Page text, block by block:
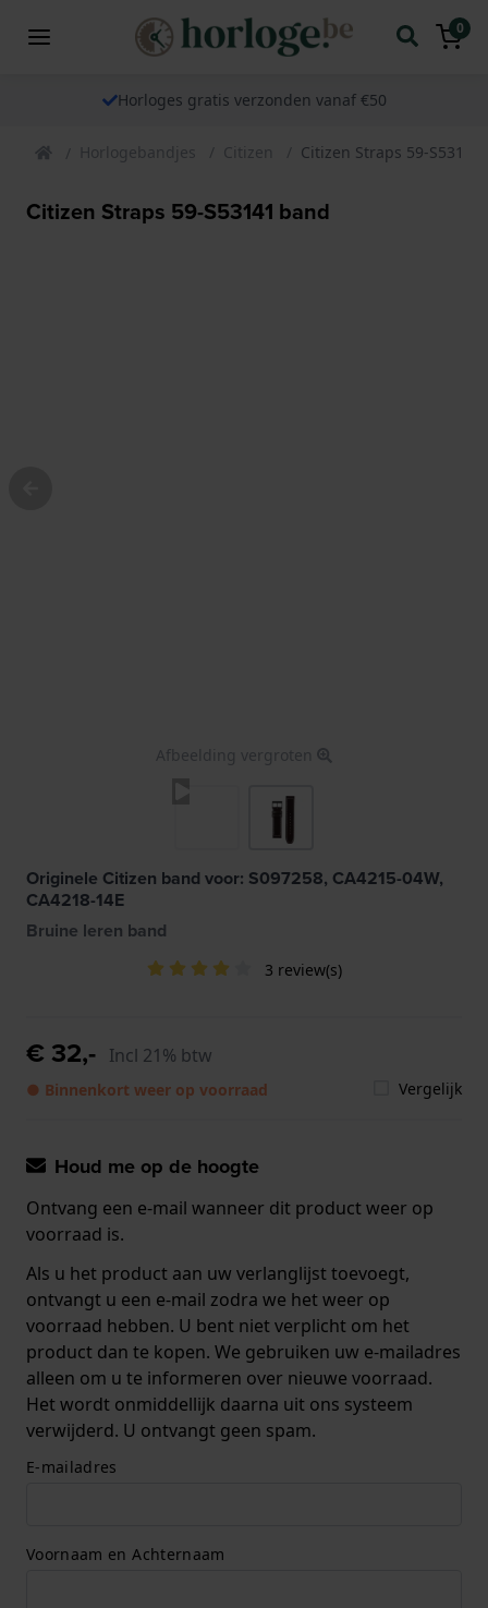
0
Horloges gratis verzonden vanaf €50
Horlogebandjes Citizen Citizen Straps 59-S53141
Citizen Straps 59-S53141 band
Afbeelding vergroten
Originele Citizen band voor: S097258, CA4215-04W,
CA4218-14E
Bruine leren band
3 review(s)
€ 32,- Incl 21% btw
● Binnenkort weer op voorraad Vergelijk
Houd me op de hoogte
Ontvang een e-mail wanneer dit product weer op
voorraad is.
Als u het product aan uw verlanglijst toevoegt,
ontvangt u een e-mail zodra we het weer op
voorraad hebben. U bent niet verplicht om het
product dan te kopen. We gebruiken uw e-mailadres
alleen om u te informeren over nieuwe voorraad.
Het wordt onmiddellijk daarna uit ons systeem
verwijderd. U ontvangt geen spam.
E-mailadres
Voornaam en Achternaam